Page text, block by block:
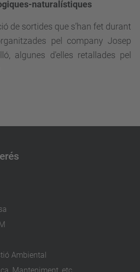
naturalístiques
de sortides que s’han fet durant
pel company Josep
algunes d'elles retallades pel
Ambiental